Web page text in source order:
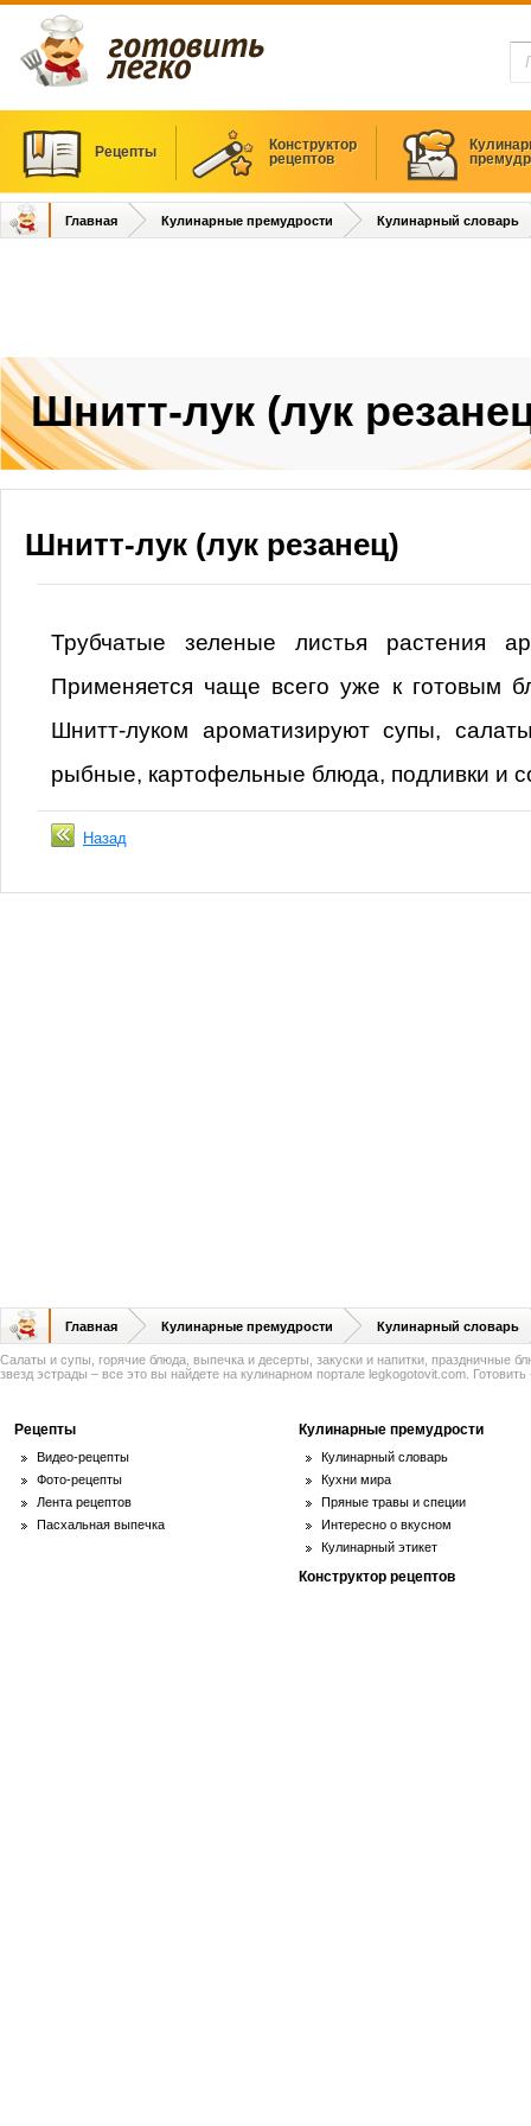
Рецепты
Конструктор
рецептов
Главная Кулинарные премудрости Кулинарный словарь
Шнитт-лук (лук
Шнитт-лук (лук резанец)
Трубчатые зеленые листья растения
Применяется чаще всего уже к готовым
Шнитт-луком ароматизируют супы,
рыбные, картофельные блюда, подливки и
Назад
Главная Кулинарные премудрости Кулинарный словарь
Салаты и супы, горячие блюда, выпечка и десерты, закуски и напитки, праздничные
звезд эстрады – все это вы найдете на кулинарном портале legkogotovit.com. Готовить
Рецепты
Видео-рецепты
Фото-рецепты
Лента рецептов
Пасхальная выпечка
Кулинарные премудрости
Кулинарный словарь
Кухни мира
Пряные травы и специи
Интересно о вкусном
Кулинарный этикет
Конструктор рецептов